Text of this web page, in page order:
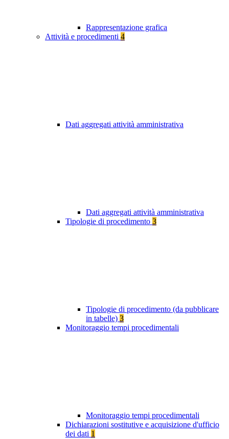
Rappresentazione grafica
Attività e procedimenti 4
Dati aggregati attività amministrativa
Dati aggregati attività amministrativa
Tipologie di procedimento 3
Tipologie di procedimento (da pubblicare
in tabelle) 3
Monitoraggio tempi procedimentali
Monitoraggio tempi procedimentali
Dichiarazioni sostitutive e acquisizione d'ufficio
dei dati 1